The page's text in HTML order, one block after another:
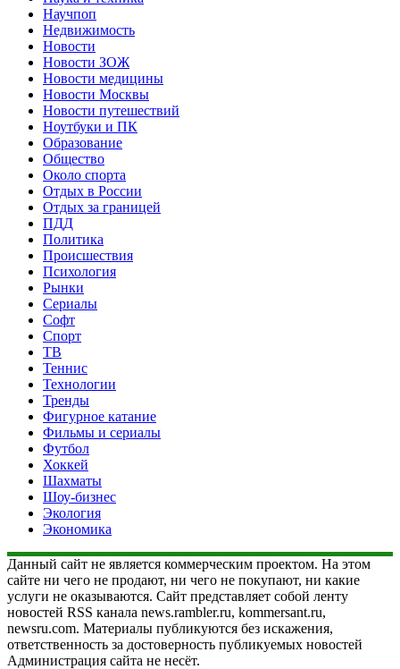
Научпоп
Недвижимость
Новости
Новости ЗОЖ
Новости медицины
Новости Москвы
Новости путешествий
Ноутбуки и ПК
Образование
Общество
Около спорта
Отдых в России
Отдых за границей
ПДД
Политика
Происшествия
Психология
Рынки
Сериалы
Софт
Спорт
ТВ
Теннис
Технологии
Тренды
Фигурное катание
Фильмы и сериалы
Футбол
Хоккей
Шахматы
Шоу-бизнес
Экология
Экономика
Данный сайт не является коммерческим проектом. На этом
сайте ни чего не продают, ни чего не покупают, ни какие
услуги не оказываются. Сайт представляет собой ленту
новостей RSS канала news.rambler.ru, kommersant.ru,
newsru.com. Материалы публикуются без искажения,
ответственность за достоверность публикуемых новостей
Администрация сайта не несёт.